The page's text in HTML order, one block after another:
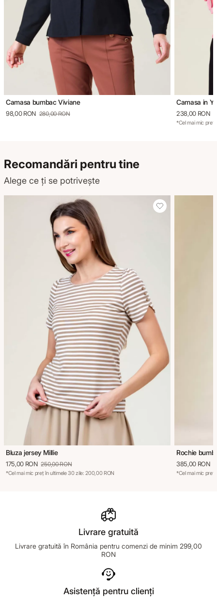
Camasa bumbac Viviane
98,00 RON 280,00 RON
Camasa in
238,00 RON
*Cel mai mic preț
Recomandări pentru tine
Alege ce ți se potrivește
Bluza jersey Millie
175,00 RON 250,00 RON
*Cel mai mic preț în ultimele 30 zile: 200,00 RON
Rochie
385,00 RON
*Cel mai mic preț
Livrare gratuită
Livrare gratuită în România pentru comenzi de minim 299,00
RON
Asistență pentru clienți